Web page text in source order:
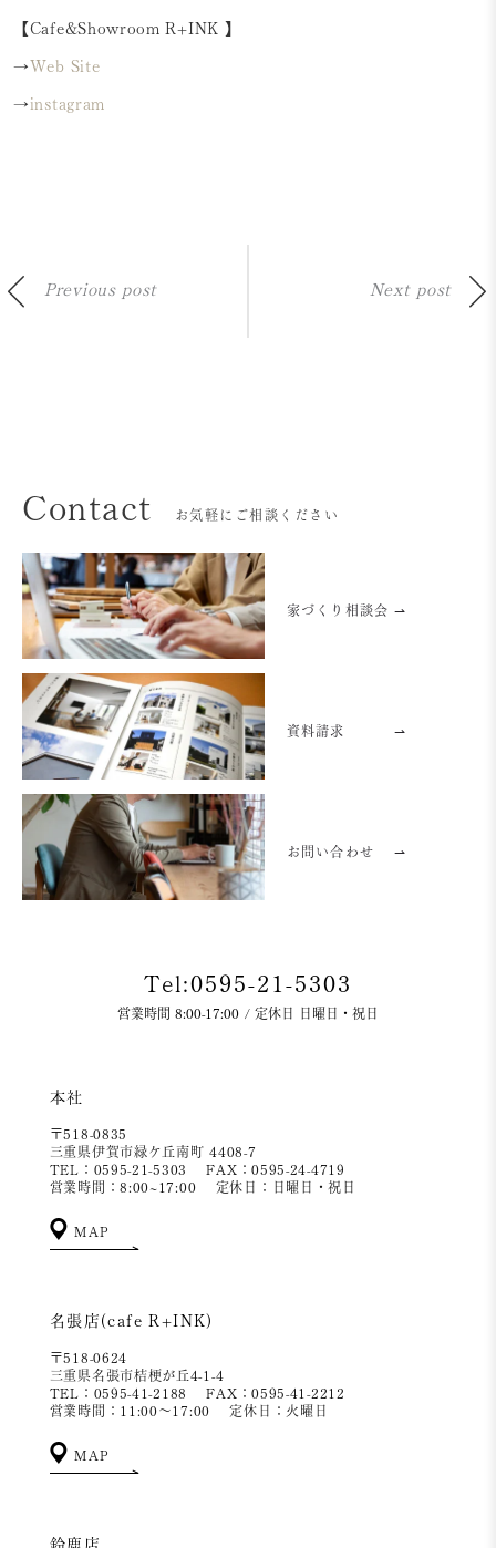
【Cafe&Showroom R+INK 】
→ Web Site
→ instagram
Previous post Next post
Contact お気軽にご相談ください
家づくり相談会 ⇀
資料請求 ⇀
お問い合わせ ⇀
Tel:0595-21-5303
営業時間 8:00-17:00 / 定休日 日曜日・祝日
本社
〒518-0835
三重県伊賀市緑ケ丘南町 4408-7
TEL：0595-21-5303
FAX：0595-24-4719
営業時間：8:00~17:00
定休日：日曜日・祝日
MAP
名張店(cafe R+INK)
〒518-0624
三重県名張市桔梗が丘4-1-4
TEL：0595-41-2188
FAX：0595-41-2212
営業時間：11:00～17:00
定休日：火曜日
MAP